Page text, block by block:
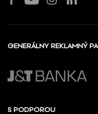
GENERÁLNY REKLAMNÝ
S PODPOROU